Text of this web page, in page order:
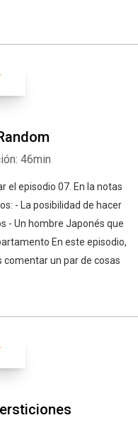
46min
el episodio 07. En la notas
- La posibilidad de hacer
- Un hombre Japonés que
En este episodio,
un par de cosas